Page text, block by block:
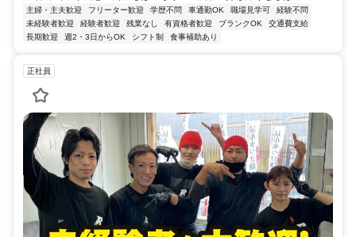
主婦・主夫歓迎 フリーター歓迎 学歴不問 車通勤OK 職場見学可
経験不問
未経験者歓迎
経験者歓迎 残業なし 有資格者歓迎 ブランクOK
交通費支給
長期歓迎
週2・3日からOK シフト制 食事補助あり
正社員